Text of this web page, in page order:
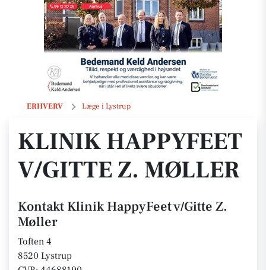
ERHVERV Læge i Lystrup
Klinik HappyFeet v/Gitte Z. Møller
KLINIK HAPPYFEET
V/GITTE Z. MØLLER
Kontakt Klinik HappyFeet v/Gitte Z.
Møller
Toften 4
8520 Lystrup